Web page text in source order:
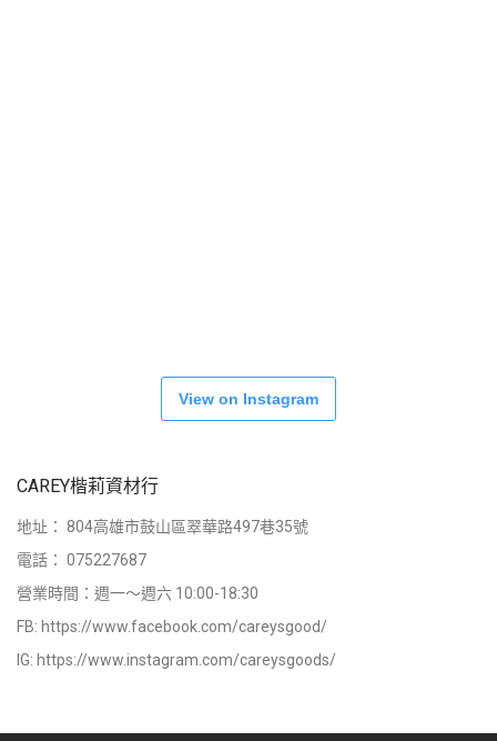
View on Instagram
CAREY楷莉資材行
地址： 804高雄市鼓山區翠華路497巷35號
電話： 075227687
營業時間：週一～週六 10:00-18:30
FB: https://www.facebook.com/careysgood/
IG: https://www.instagram.com/careysgoods/